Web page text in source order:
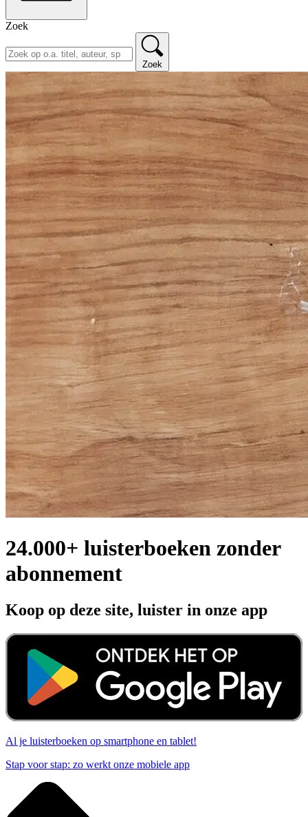
Zoek
Zoek
24.000+ luisterboeken zonder
abonnement
Koop op deze site, luister in onze app
Al je luisterboeken op smartphone en tablet!
Stap voor stap: zo werkt onze mobiele app